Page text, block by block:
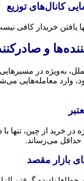
کانال‌های توزیع
یافتن خریدار کافی
به‌ویژه در
وارد معامله‌هایی
حداقل می‌رساند.